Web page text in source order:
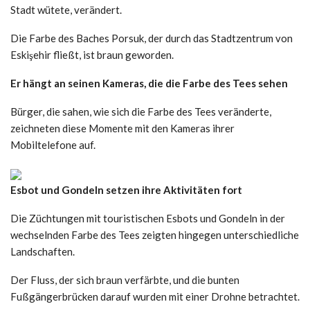
Stadt wütete, verändert.
Die Farbe des Baches Porsuk, der durch das Stadtzentrum von
Eskişehir fließt, ist braun geworden.
Er hängt an seinen Kameras, die die Farbe des Tees sehen
Bürger, die sahen, wie sich die Farbe des Tees veränderte,
zeichneten diese Momente mit den Kameras ihrer
Mobiltelefone auf.
Esbot und Gondeln setzen ihre Aktivitäten fort
Die Züchtungen mit touristischen Esbots und Gondeln in der
wechselnden Farbe des Tees zeigten hingegen unterschiedliche
Landschaften.
Der Fluss, der sich braun verfärbte, und die bunten
Fußgängerbrücken darauf wurden mit einer Drohne betrachtet.